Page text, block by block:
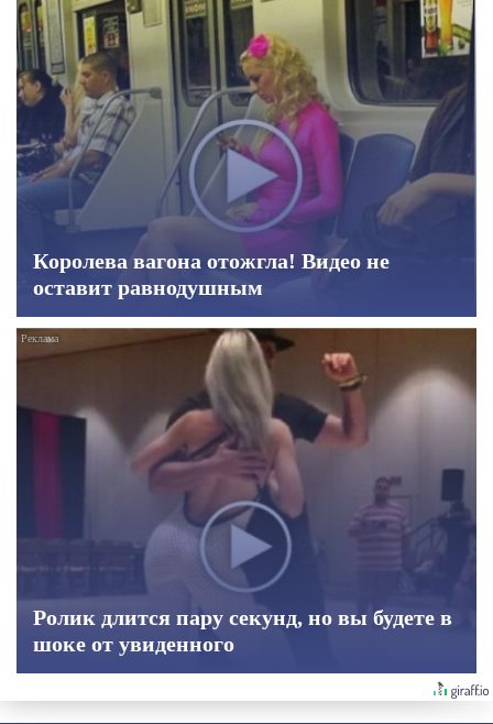
Королева вагона отожгла! Видео не
оставит равнодушным
Ролик длится пару секунд, но вы будете в
шоке от увиденного